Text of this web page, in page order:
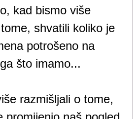
kad bismo više
shvatili koliko je
potrošeno na
što imamo...
razmišljali o tome,